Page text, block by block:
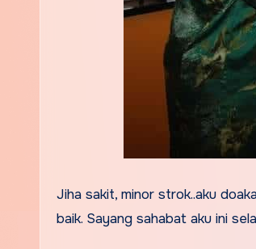
Jiha sakit, minor strok..aku
baik. Sayang sahabat aku ini